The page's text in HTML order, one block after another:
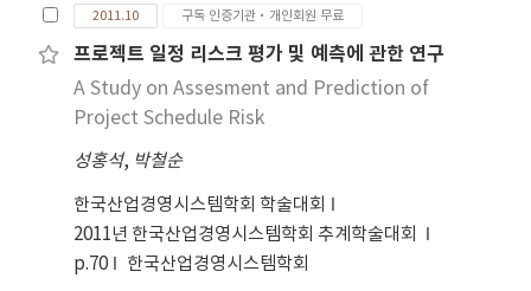
methodologies of KDI PIMAC to meet U-City
construction. They are feasibility study of
private investment by policies of the local
government and the central government,
cost during a U-City project, methodologies
of qualitative VFM analysis of project
management, U-City service quality and
operation efficiency of U-City infrastructure .
They give concrete examples of the Ansan U-
2011.10 구독 인증기관·개인회원 무료
프로젝트 일정 리스크 평가 및 예측에 관한 연구
A Study on Assesment and Prediction of
Project Schedule Risk
성홍석, 박철순
한국산업경영시스템학회 학술대회
2011년 한국산업경영시스템학회 추계학술대회
p.70
한국산업경영시스템학회